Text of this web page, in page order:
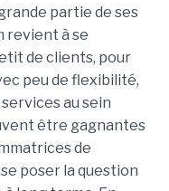
partie de ses
revient à se
de clients, pour
peu de flexibilité,
au sein
être gagnantes
de
poser la question